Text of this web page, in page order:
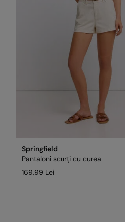
Springfield
Pantaloni scurți cu curea
169,99 Lei